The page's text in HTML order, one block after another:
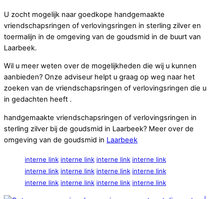
U zocht mogelijk naar goedkope handgemaakte
vriendschapsringen of verlovingsringen in sterling zilver en
toermalijn in de omgeving van de goudsmid in de buurt van
Laarbeek.
Wil u meer weten over de mogelijkheden die wij u kunnen
aanbieden? Onze adviseur helpt u graag op weg naar het
zoeken van de vriendschapsringen of verlovingsringen die u
in gedachten heeft .
handgemaakte vriendschapsringen of verlovingsringen in
sterling zilver bij de goudsmid in Laarbeek? Meer over de
omgeving van de goudsmid in Laarbeek
interne link interne link interne link interne link
interne link interne link interne link interne link
interne link interne link interne link interne link